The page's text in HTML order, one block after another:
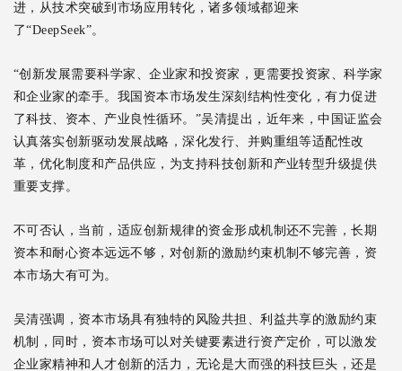
进，从技术突破到市场应用转化，诸多领域都迎来
了“DeepSeek”。
“创新发展需要科学家、企业家和投资家，更需要投资家、科学家
和企业家的牵手。我国资本市场发生深刻结构性变化，有力促进
了科技、资本、产业良性循环。”吴清提出，近年来，中国证监会
认真落实创新驱动发展战略，深化发行、并购重组等适配性改
革，优化制度和产品供应，为支持科技创新和产业转型升级提供
重要支撑。
不可否认，当前，适应创新规律的资金形成机制还不完善，长期
资本和耐心资本远远不够，对创新的激励约束机制不够完善，资
本市场大有可为。
吴清强调，资本市场具有独特的风险共担、利益共享的激励约束
机制，同时，资本市场可以对关键要素进行资产定价，可以激发
企业家精神和人才创新的活力，无论是大而强的科技巨头，还是